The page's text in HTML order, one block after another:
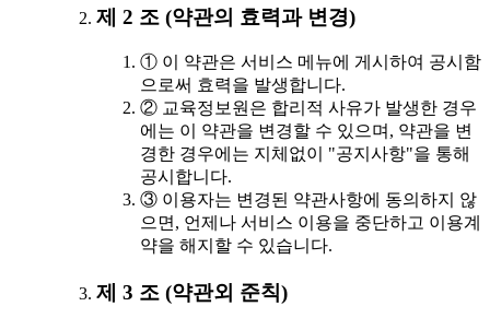
제 2 조 (약관의 효력과 변경)
① 이 약관은 서비스 메뉴에 게시하여 공시함
으로써 효력을 발생합니다.
② 교육정보원은 합리적 사유가 발생한 경우
에는 이 약관을 변경할 수 있으며, 약관을 변
경한 경우에는 지체없이 "공지사항"을 통해
공시합니다.
③ 이용자는 변경된 약관사항에 동의하지 않
으면, 언제나 서비스 이용을 중단하고 이용계
약을 해지할 수 있습니다.
제 3 조 (약관외 준칙)